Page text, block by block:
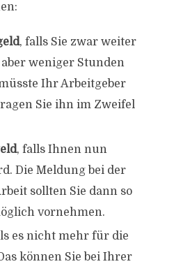
, falls Sie zwar weiter
weniger Stunden
Ihr Arbeitgeber
Sie ihn im Zweifel
, falls Ihnen nun
Die Meldung bei der
sollten Sie dann so
vornehmen.
es nicht mehr für die
können Sie bei Ihrer